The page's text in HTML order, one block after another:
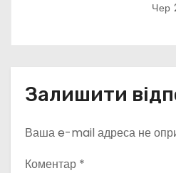
Чер
Залишити
Ваша e-mail адреса не
Коментар *